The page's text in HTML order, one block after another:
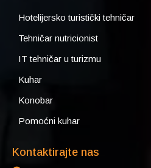
Hotelijersko turistički tehničar
Tehničar nutricionist
IT tehničar u turizmu
Kuhar
Konobar
Pomoćni kuhar
Kontaktirajte nas